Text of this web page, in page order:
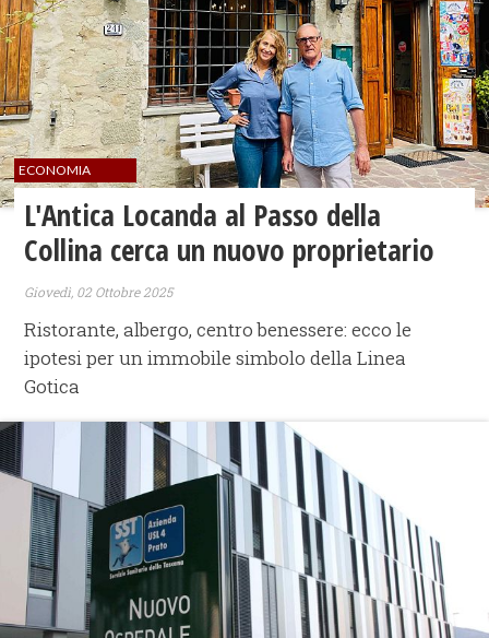
ECONOMIA
L'Antica Locanda al Passo della
Collina cerca un nuovo proprietario
Giovedì, 02 Ottobre 2025
Ristorante, albergo, centro benessere: ecco le
ipotesi per un immobile simbolo della Linea
Gotica